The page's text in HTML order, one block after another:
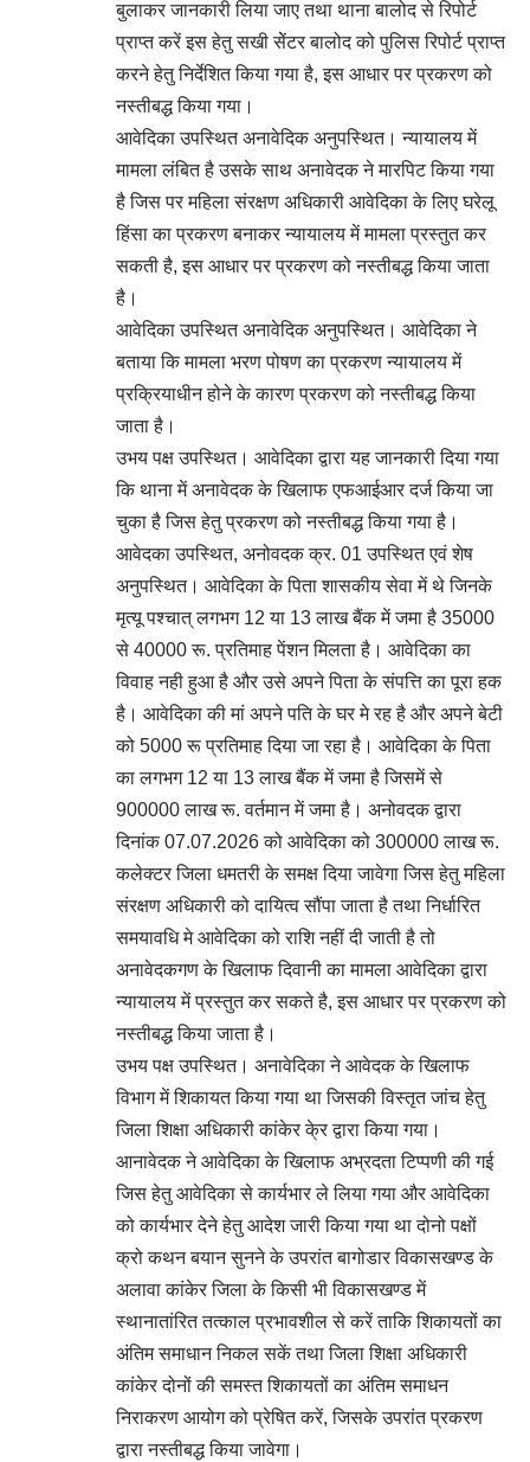
बुलाकर जानकारी लिया जाए तथा थाना बालोद से रिपोर्ट
प्राप्त करें इस हेतु सखी सेेंटर बालोद को पुलिस रिपोर्ट प्राप्त
करने हेतु निर्देशित किया गया है, इस आधार पर प्रकरण को
नस्तीबद्ध किया गया।
आवेदिका उपस्थित अनावेदिक अनुपस्थित। न्यायालय में
मामला लंबित है उसके साथ अनावेदक ने मारपिट किया गया
है जिस पर महिला संरक्षण अधिकारी आवेदिका के लिए घरेलू
हिंसा का प्रकरण बनाकर न्यायालय में मामला प्रस्तुत कर
सकती है, इस आधार पर प्रकरण को नस्तीबद्ध किया जाता
है।
आवेदिका उपस्थित अनावेदिक अनुपस्थित। आवेदिका ने
बताया कि मामला भरण पोषण का प्रकरण न्यायालय में
प्रक्रियाधीन होने के कारण प्रकरण को नस्तीबद्ध किया
जाता है।
उभय पक्ष उपस्थित। आवेदिका द्वारा यह जानकारी दिया गया
कि थाना में अनावेदक के खिलाफ एफआईआर दर्ज किया जा
चुका है जिस हेतु प्रकरण को नस्तीबद्ध किया गया है।
आवेदका उपस्थित, अनोवदक क्र. 01 उपस्थित एवं शेष
अनुपस्थित। आवेदिका के पिता शासकीय सेवा में थे जिनके
मृत्यू पश्चात् लगभग 12 या 13 लाख बैंक में जमा है 35000
से 40000 रू. प्रतिमाह पेंशन मिलता है। आवेदिका का
विवाह नही हुआ है और उसे अपने पिता के संपत्ति का पूरा हक
है। आवेदिका की मां अपने पति के घर मे रह है और अपने बेटी
को 5000 रू प्रतिमाह दिया जा रहा है। आवेदिका के पिता
का लगभग 12 या 13 लाख बैंक में जमा है जिसमें से
900000 लाख रू. वर्तमान में जमा है। अनोवदक द्वारा
दिनांक 07.07.2026 को आवेदिका को 300000 लाख रू.
कलेक्टर जिला धमतरी के समक्ष दिया जावेगा जिस हेतु महिला
संरक्षण अधिकारी को दायित्व सौंपा जाता है तथा निर्धारित
समयावधि मे आवेदिका को राशि नहीं दी जाती है तो
अनावेदकगण के खिलाफ दिवानी का मामला आवेदिका द्वारा
न्यायालय में प्रस्तुत कर सकते है, इस आधार पर प्रकरण को
नस्तीबद्ध किया जाता है।
उभय पक्ष उपस्थित। अनावेदिका ने आवेदक के खिलाफ
विभाग में शिकायत किया गया था जिसकी विस्तृत जांच हेतु
जिला शिक्षा अधिकारी कांकेर के्र द्वारा किया गया।
आनावेदक ने आवेदिका के खिलाफ अभ्रदता टिप्पणी की गई
जिस हेतु आवेदिका से कार्यभार ले लिया गया और आवेदिका
को कार्यभार देने हेतु आदेश जारी किया गया था दोनो पक्षों
क्रो कथन बयान सुनने के उपरांत बागोडार विकासखण्ड के
अलावा कांकेर जिला के किसी भी विकासखण्ड में
स्थानातांरित तत्काल प्रभावशील से करें ताकि शिकायतों का
अंतिम समाधान निकल सकें तथा जिला शिक्षा अधिकारी
कांकेर दोनों की समस्त शिकायतों का अंतिम समाधन
निराकरण आयोग को प्रेषित करें, जिसके उपरांत प्रकरण
द्वारा नस्तीबद्ध किया जावेगा।